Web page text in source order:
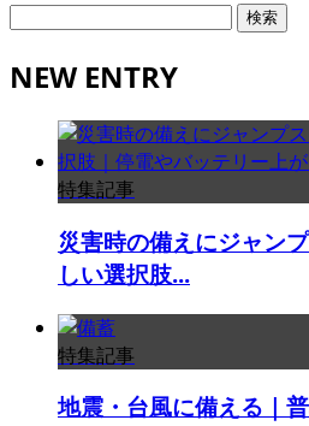
検
NEW ENTRY
特集記事
災害時の備えにジャン
しい選択肢...
特集記事
地震・台風に備える｜